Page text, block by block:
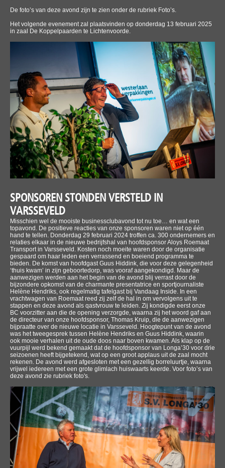
De foto’s van deze avond zijn te zien onder de rubriek Foto’s.
Het volgende evenement zal plaatsvinden op donderdag 13 februari 2025
in zaal De Koppelpaarden te Lichtenvoorde.
SPONSOREN STONDEN VERSTELD IN
VARSSEVELD
Misschien wel de mooiste businessclubavond tot nu toe… en wat een
topavond. De positieve reacties van onze sponsoren waren niet op één
hand te tellen. Donderdag 29 februari 2024 troffen ca. 300 ondernemers en
relaties elkaar in de nieuwe bedrijfshal van hoofdsponsor Aloys Roemaat
Transport in Varsseveld. Kosten noch moeite waren door de organisatie
gespaard om haar leden een verrassend en boeiend programma te
bieden. De komst van hoofdgast Guus Hiddink, die voor deze gelegenheid
‘thuis kwam’ in zijn geboortedorp, was vooraf aangekondigd. Maar de
aanwezigen werden aan het begin van de avond blij verrast door de
bijzondere opkomst van de charmante presentatrice en sportjournaliste
Helène Hendriks, ook regelmatig tafelgast bij Vandaag Inside. In een
vrachtwagen van Roemaat reed zij zelf de hal in om vervolgens uit te
stappen en deze avond als qastvrouw te leiden. Zij kondigde eerst onze
BC voorzitter aan die de opening verzorgde, waarna zij het woord gaf aan
de directeur van onze hoofdsponsor, Thomas Kruip, die de aanwezigen
bijpraatte over de nieuwe locatie in Varsseveld. Hoogtepunt van de avond
was het tweegesprek tussen Helène Hendriks en Guus Hiddink, waarin
ook mooie verhalen uit de oude doos naar boven kwamen. Als klap op de
vuurpijl werd bekend gemaakt dat de hoofdsponsor van Longa’30 voor drie
seizoenen heeft bijgetekend, wat op een groot applaus uit de zaal mocht
rekenen. De avond werd afgesloten met een gezellig borreluurtje, waarna
vrijwel iedereen met een grote glimlach huiswaarts keerde. Voor foto’s van
deze avond zie rubriek foto's.